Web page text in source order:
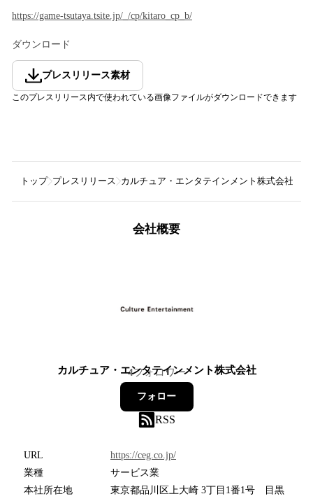
https://game-tsutaya.tsite.jp/_/cp/kitaro_cp_b/
ダウンロード
プレスリリース素材
このプレスリリース内で使われている画像ファイルがダウンロードできます
トップ プレスリリース カルチュア・エンタテインメント株式会社
会社概要
カルチュア・エンタテインメント株式会社
4フォロワー
フォロー
RSS
URL
https://ceg.co.jp/
業種
サービス業
本社所在地
東京都品川区上大崎 3丁目1番1号 目黒